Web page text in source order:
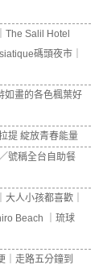
The Salil Hotel
碼頭夜市｜
如畫的各色楓葉好
提 綻放青春能量
號稱全台自助餐
人小孩都喜歡｜
Beach ｜琉球
｜走路五分鐘到